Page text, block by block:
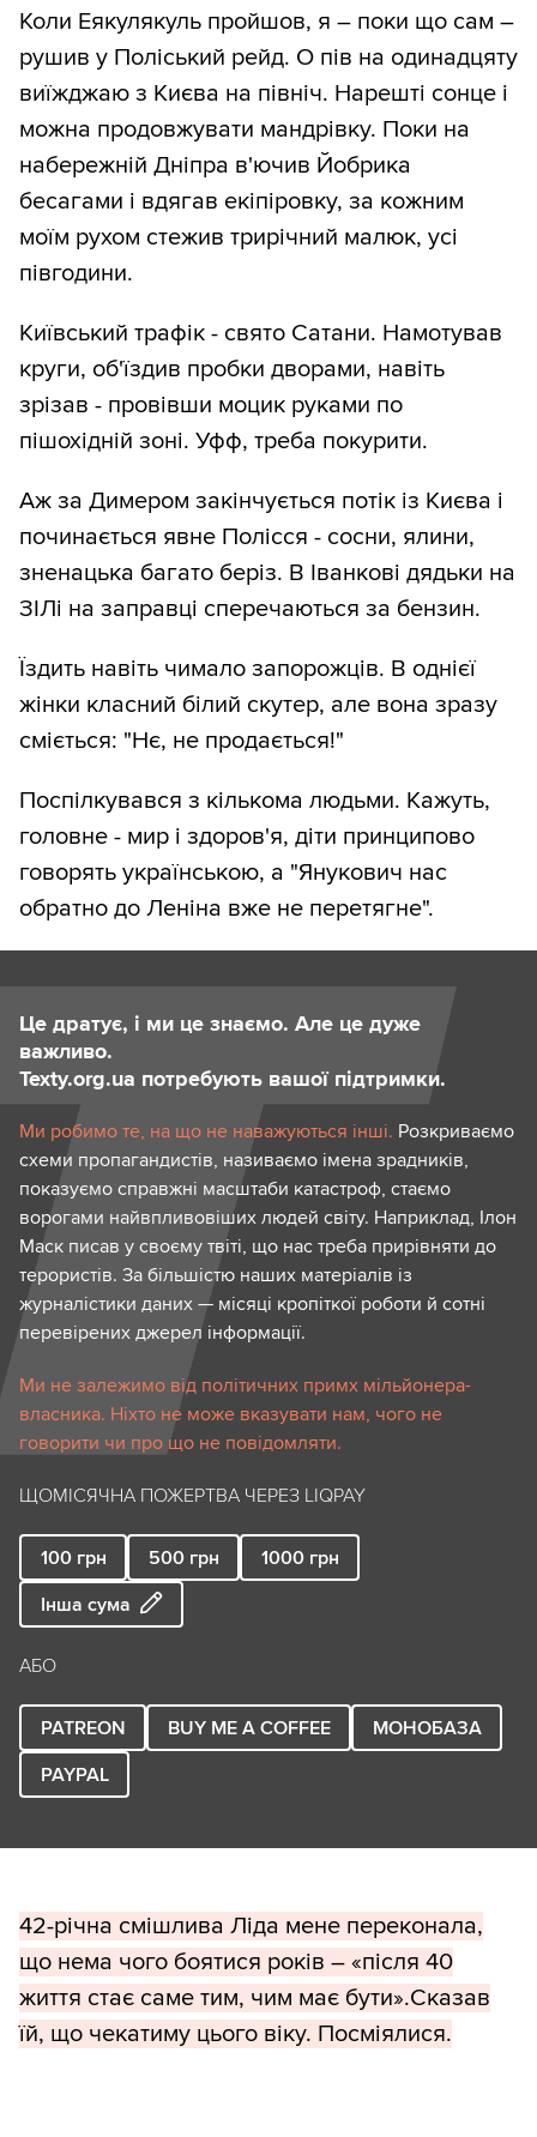
Коли Еякулякуль пройшов, я – поки що сам –
рушив у Поліський рейд. О пів на одинадцяту
виїжджаю з Києва на північ. Нарешті сонце і
можна продовжувати мандрівку. Поки на
набережній Дніпра в'ючив Йобрика
бесагами і вдягав екіпіровку, за кожним
моїм рухом стежив трирічний малюк, усі
півгодини.
Київський трафік - свято Сатани. Намотував
круги, об'їздив пробки дворами, навіть
зрізав - провівши моцик руками по
пішохідній зоні. Уфф, треба покурити.
Аж за Димером закінчується потік із Києва і
починається явне Полісся - сосни, ялини,
зненацька багато беріз. В Іванкові дядьки на
ЗІЛі на заправці сперечаються за бензин.
Їздить навіть чимало запорожців. В однієї
жінки класний білий скутер, але вона зразу
сміється: "Нє, не продається!"
Поспілкувався з кількома людьми. Кажуть,
головне - мир і здоров'я, діти принципово
говорять українською, а "Янукович нас
обратно до Леніна вже не перетягне".
Це дратує, і ми це знаємо. Але це дуже
важливо.
Texty.org.ua потребують вашої підтримки.
Ми робимо те, на що не наважуються інші. Розкриваємо
схеми пропагандистів, називаємо імена зрадників,
показуємо справжні масштаби катастроф, стаємо
ворогами найвпливовіших людей світу. Наприклад, Ілон
Маск писав у своєму твіті, що нас треба прирівняти до
терористів. За більшістю наших матеріалів із
журналістики даних — місяці кропіткої роботи й сотні
перевірених джерел інформації.
Ми не залежимо від політичних примх мільйонера-
власника. Ніхто не може вказувати нам, чого не
говорити чи про що не повідомляти.
ЩОМІСЯЧНА ПОЖЕРТВА ЧЕРЕЗ LIQPAY
100 грн 500 грн 1000 грн
Інша сума
АБО
PATREON BUY ME A COFFEE
МОНОБАЗА
PAYPAL
42-річна смішлива Ліда мене переконала,
що нема чого боятися років – «після 40
життя стає саме тим, чим має бути».Сказав
їй, що чекатиму цього віку. Посміялися.